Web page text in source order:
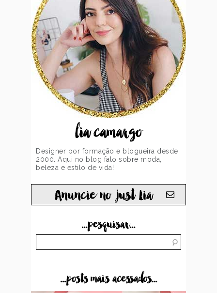
lia camargo
Designer por formação e blogueira desde
2000. Aqui no blog falo sobre moda,
beleza e estilo de vida!
Anuncie no just Lia
...pesquisar...
...posts mais acessados...